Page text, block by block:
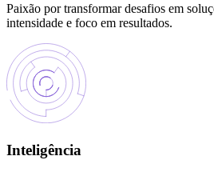
Paixão por transformar desafios em
intensidade e foco em resultados.
Inteligência